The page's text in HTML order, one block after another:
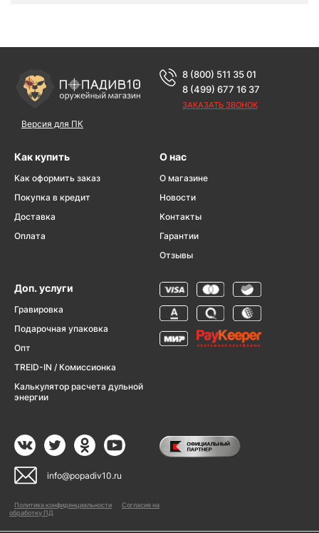
Версия для ПК
8 (800) 511 35 01
8 (499) 677 16 37
ЗАКАЗАТЬ ЗВОНОК
Как купить
Как оформить заказ
Покупка в кредит
Доставка
Оплата
О нас
О магазине
Новости
Контакты
Гарантии
Отзывы
Доп. услуги
Гравировка
Подарочная упаковка
Опт
TREID-IN / Комиссионка
Калькулятор расчета дульной
энергии
info@popadiv10.ru
Политика конфиденциальности
Согласие на
обработку ПД